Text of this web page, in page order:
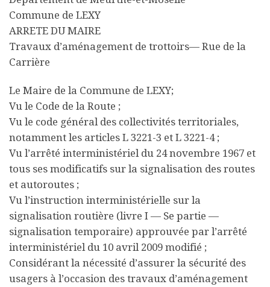
Commune de LEXY
ARRETE DU MAIRE
Travaux d’aménagement de trottoirs— Rue de la
Carrière
Le Maire de la Commune de LEXY;
Vu le Code de la Route ;
Vu le code général des collectivités territoriales,
notamment les articles L 3221-3 et L 3221-4 ;
Vu l’arrêté interministériel du 24 novembre 1967 et
tous ses modificatifs sur la signalisation des routes
et autoroutes ;
Vu l’instruction interministérielle sur la
signalisation routière (livre I — Se partie —
signalisation temporaire) approuvée par l’arrêté
interministériel du 10 avril 2009 modifié ;
Considérant la nécessité d’assurer la sécurité des
usagers à l’occasion des travaux d’aménagement